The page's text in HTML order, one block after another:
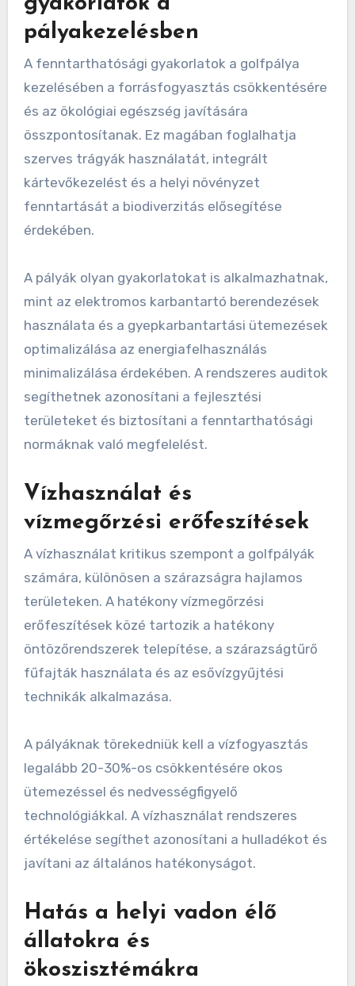
pályakezelésben
A fenntarthatósági gyakorlatok a golfpálya
kezelésében a forrásfogyasztás csökkentésére
és az ökológiai egészség javítására
összpontosítanak. Ez magában foglalhatja
szerves trágyák használatát, integrált
kártevőkezelést és a helyi növényzet
fenntartását a biodiverzitás elősegítése
érdekében.
A pályák olyan gyakorlatokat is alkalmazhatnak,
mint az elektromos karbantartó berendezések
használata és a gyepkarbantartási ütemezések
optimalizálása az energiafelhasználás
minimalizálása érdekében. A rendszeres auditok
segíthetnek azonosítani a fejlesztési
területeket és biztosítani a fenntarthatósági
normáknak való megfelelést.
Vízhasználat és
vízmegőrzési erőfeszítések
A vízhasználat kritikus szempont a golfpályák
számára, különösen a szárazságra hajlamos
területeken. A hatékony vízmegőrzési
erőfeszítések közé tartozik a hatékony
öntözőrendszerek telepítése, a szárazságtűrő
fűfajták használata és az esővízgyűjtési
technikák alkalmazása.
A pályáknak törekedniük kell a vízfogyasztás
legalább 20-30%-os csökkentésére okos
ütemezéssel és nedvességfigyelő
technológiákkal. A vízhasználat rendszeres
értékelése segíthet azonosítani a hulladékot és
javítani az általános hatékonyságot.
Hatás a helyi vadon élő
állatokra és
ökoszisztémákra